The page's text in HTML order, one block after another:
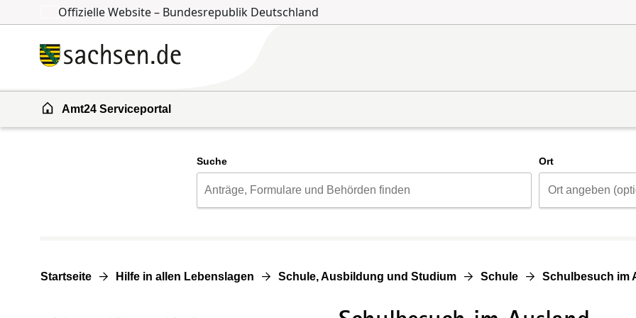
Zum Inhalt springen
Zur Suche springen
Offizielle Website – Bundesrepublik Deutschland
Amt24 Serviceportal
Suche Ort
Startseite Hilfe in allen Lebenslagen Schule, Ausbildung und Studium Schule Schulbesuch im